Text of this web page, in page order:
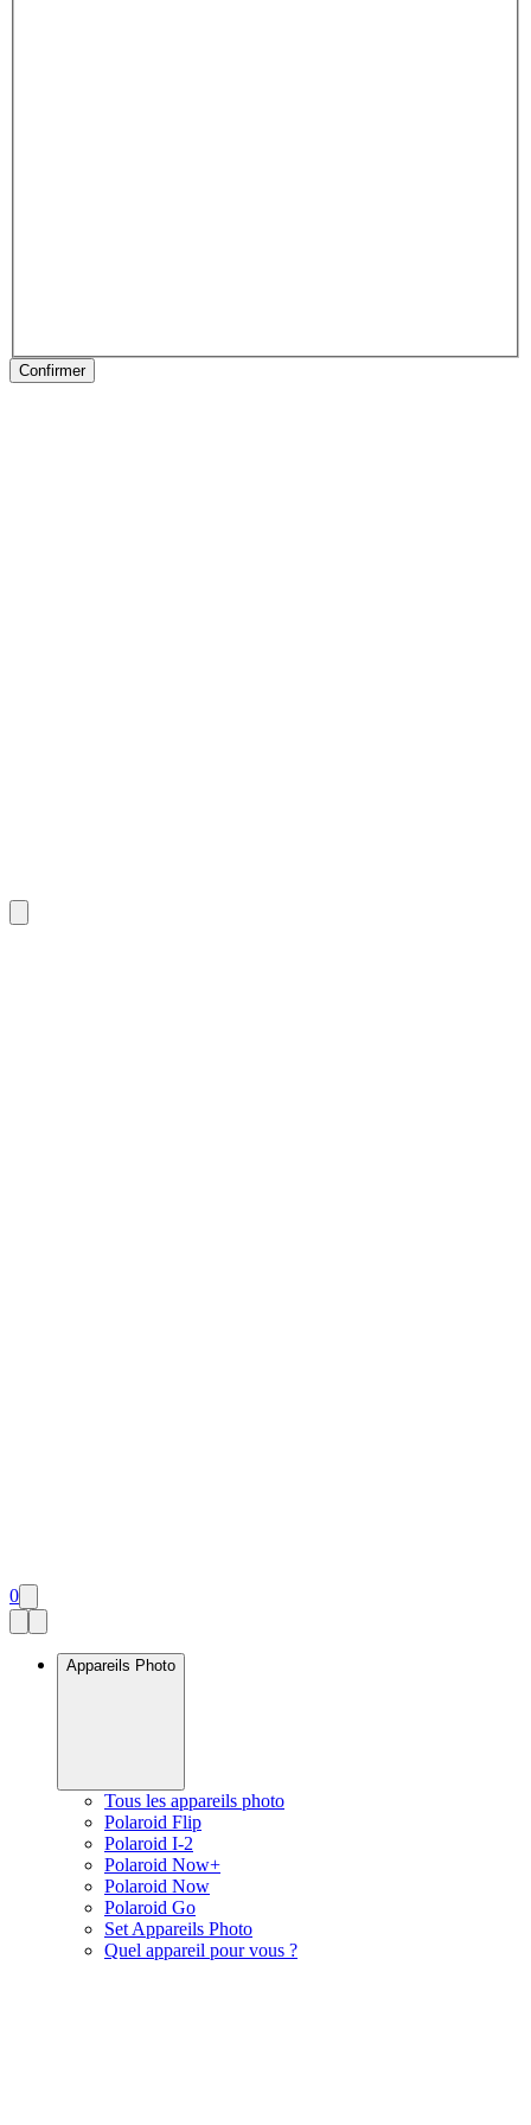
Confirmer
0
Appareils Photo
Tous les appareils photo
Polaroid Flip
Polaroid I-2
Polaroid Now+
Polaroid Now
Polaroid Go
Set Appareils Photo
Quel appareil pour vous ?